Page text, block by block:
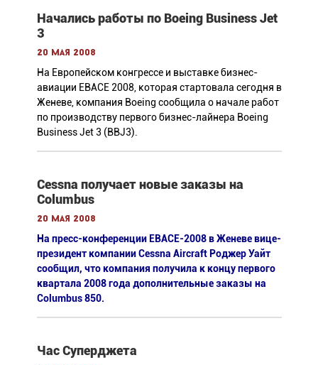
Начались работы по Boeing Business Jet
3
20 мая 2008
На Европейском конгрессе и выставке бизнес-
авиации EBACE 2008, которая стартовала сегодня в
Женеве, компания Boeing сообщила о начале работ
по производству первого бизнес-лайнера Boeing
Business Jet 3 (BBJ3).
Cessna получает новые заказы на
Columbus
20 мая 2008
На пресс-конференции EBACE-2008 в Женеве вице-
президент компании Cessna Aircraft Роджер Уайт
сообщил, что компания получила к концу первого
квартала 2008 года дополнительные заказы на
Columbus 850.
Час Суперджета